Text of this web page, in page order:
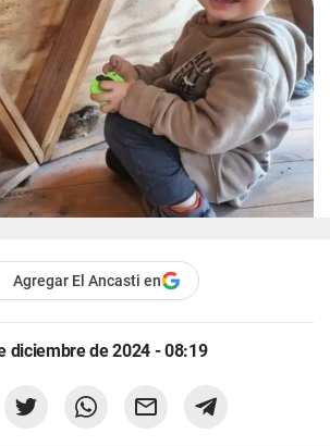
Agregar El Ancasti en
diciembre de 2024 - 08:19